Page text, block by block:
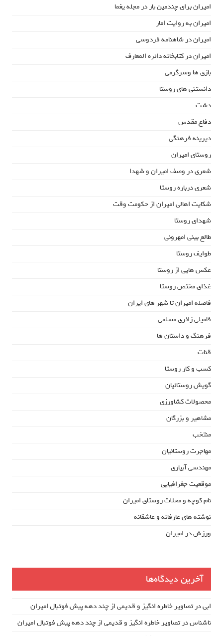
امیران برای چندمین بار در مجله یغما
امیران به روایت امار
امیران در شاهنامه فردوسی
امیران در کتابخانه دائره المعارف
بازی ها وسرگرمی
دانستنی های روستا
دشت
دفاع مقدس
دیرینه فرهنگی
روستای امیران
شعری در وصف امیران و شهدا
شعری درباره روستا
شکایت اهالی امیران از حکومت وقت
شهدای روستا
طالع بینی امهرونی
طوایف روستا
عکس هایی از روستا
غذای مختص روستا
فاصله امیران تا شهر های ایران
فامیلی زائری مسلمی
فرهنگ و داستان ها
قنات
کسب و کار روستا
گویش روستائیان
محصولات کشاورزی
مشاهیر و بزرگان
منتخب
مهاجرت روستائیان
مهندسی آبیاری
موقعیت جغرافیایی
نام کوچه و محلات روستای امیران
نوشته های عارفانه و عاشقانه
ورزش در امیران
آخرین دیدگاه‌ها
ابیدرتصاویر خاطره انگیز و قدیمی از چند دهه پیش فوتبال امیران
ناشناسدرتصاویر خاطره انگیز و قدیمی از چند دهه پیش فوتبال امیران